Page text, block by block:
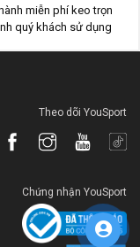
miễn phí keo trọn
quý khách sử dụng
Theo dõi YouSport
Chứng nhận YouSport